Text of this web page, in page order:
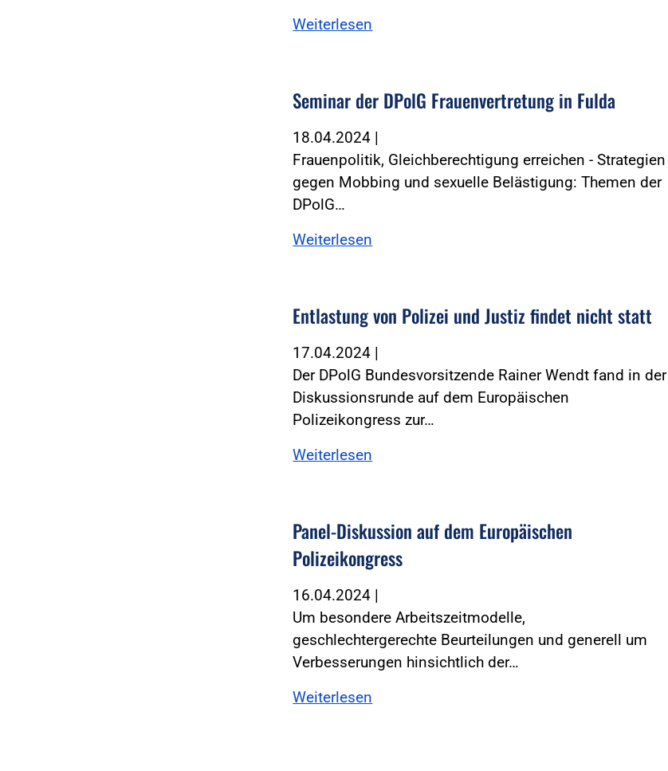
Weiterlesen
Seminar der DPolG Frauenvertretung in Fulda
18.04.2024 |
Frauenpolitik, Gleichberechtigung erreichen - Strategien
gegen Mobbing und sexuelle Belästigung: Themen der
DPolG…
Weiterlesen
Entlastung von Polizei und Justiz findet nicht statt
17.04.2024 |
Der DPolG Bundesvorsitzende Rainer Wendt fand in der
Diskussionsrunde auf dem Europäischen
Polizeikongress zur…
Weiterlesen
Panel-Diskussion auf dem Europäischen
Polizeikongress
16.04.2024 |
Um besondere Arbeitszeitmodelle,
geschlechtergerechte Beurteilungen und generell um
Verbesserungen hinsichtlich der…
Weiterlesen